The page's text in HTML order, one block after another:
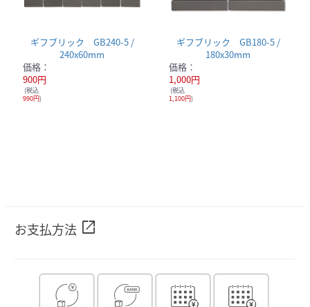
ギフブリック GB240-5 /
240x60mm
価格：
900円
(税込
990円)
ギフブリック GB180-5 /
180x30mm
価格：
1,000円
(税込
1,100円)
お支払方法 open_in_new